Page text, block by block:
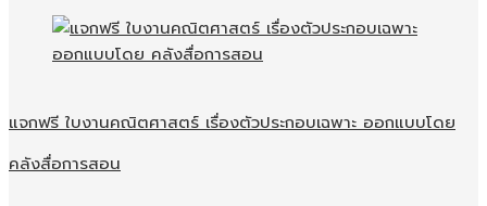
แจกฟรี ใบงานคณิตศาสตร์ เรื่องตัวประกอบเฉพาะ ออกแบบโดย
คลังสื่อการสอน